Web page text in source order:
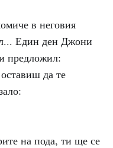
в неговия
Един ден Джони
предложил:
да те
на пода, ти ще се